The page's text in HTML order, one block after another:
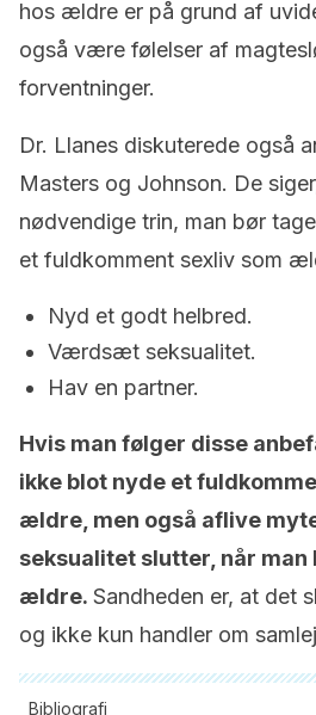
hos ældre er på grund af
også være følelser af
forventninger.
Dr. Llanes diskuterede også
Masters og Johnson. De
nødvendige trin, man bør
et fuldkomment sexliv som
Nyd et godt helbred.
Værdsæt seksualitet.
Hav en partner.
Hvis man følger disse
ikke blot nyde et
ældre, men også aflive
seksualitet slutter, når man
ældre. Sandheden er, at det
og ikke kun handler om
Bibliografi